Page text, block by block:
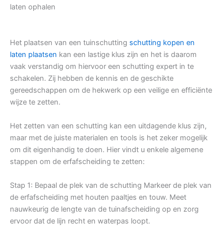
laten ophalen
Het plaatsen van een tuinschutting schutting kopen en
laten plaatsen kan een lastige klus zijn en het is daarom
vaak verstandig om hiervoor een schutting expert in te
schakelen. Zij hebben de kennis en de geschikte
gereedschappen om de hekwerk op een veilige en efficiënte
wijze te zetten.
Het zetten van een schutting kan een uitdagende klus zijn,
maar met de juiste materialen en tools is het zeker mogelijk
om dit eigenhandig te doen. Hier vindt u enkele algemene
stappen om de erfafscheiding te zetten:
Stap 1: Bepaal de plek van de schutting Markeer de plek van
de erfafscheiding met houten paaltjes en touw. Meet
nauwkeurig de lengte van de tuinafscheiding op en zorg
ervoor dat de lijn recht en waterpas loopt.